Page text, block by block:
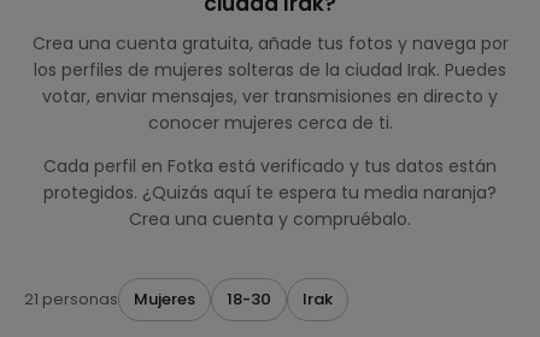
Crea una cuenta gratuita, añade tus fotos y navega por
los perfiles de mujeres solteras de la ciudad Irak. Puedes
votar, enviar mensajes, ver transmisiones en directo y
conocer mujeres cerca de ti.
Cada perfil en Fotka está verificado y tus datos están
protegidos. ¿Quizás aquí te espera tu media naranja?
Crea una cuenta y compruébalo.
21 personas Mujeres 18-30 Irak